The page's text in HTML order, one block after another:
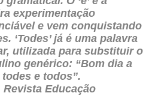
experimentação
e vem conquistando
‘Todes’ já é uma palavra
utilizada para substituir o
genérico: “Bom dia a
e todos”.
Revista Educação